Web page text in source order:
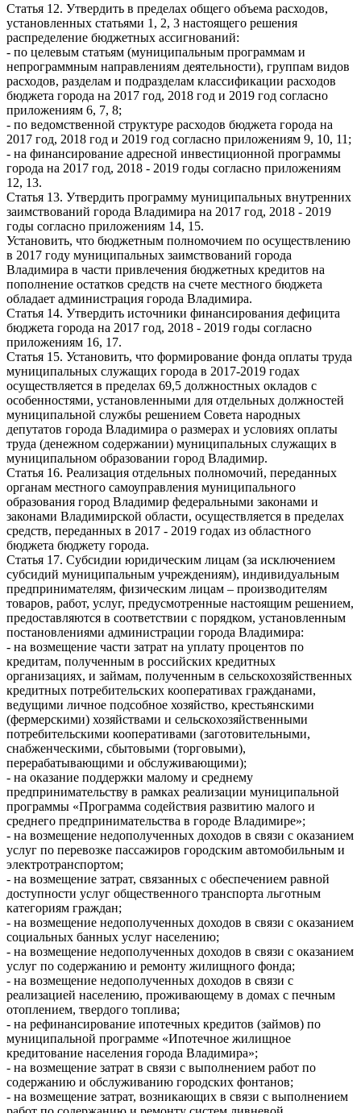
Статья 12. Утвердить в пределах общего объема расходов,
установленных статьями 1, 2, 3 настоящего решения
распределение бюджетных ассигнований:
- по целевым статьям (муниципальным программам и
непрограммным направлениям деятельности), группам видов
расходов, разделам и подразделам классификации расходов
бюджета города на 2017 год, 2018 год и 2019 год согласно
приложениям 6, 7, 8;
- по ведомственной структуре расходов бюджета города на
2017 год, 2018 год и 2019 год согласно приложениям 9, 10, 11;
- на финансирование адресной инвестиционной программы
города на 2017 год, 2018 - 2019 годы согласно приложениям
12, 13.
Статья 13. Утвердить программу муниципальных внутренних
заимствований города Владимира на 2017 год, 2018 - 2019
годы согласно приложениям 14, 15.
Установить, что бюджетным полномочием по осуществлению
в 2017 году муниципальных заимствований города
Владимира в части привлечения бюджетных кредитов на
пополнение остатков средств на счете местного бюджета
обладает администрация города Владимира.
Статья 14. Утвердить источники финансирования дефицита
бюджета города на 2017 год, 2018 - 2019 годы согласно
приложениям 16, 17.
Статья 15. Установить, что формирование фонда оплаты труда
муниципальных служащих города в 2017-2019 годах
осуществляется в пределах 69,5 должностных окладов с
особенностями, установленными для отдельных должностей
муниципальной службы решением Совета народных
депутатов города Владимира о размерах и условиях оплаты
труда (денежном содержании) муниципальных служащих в
муниципальном образовании город Владимир.
Статья 16. Реализация отдельных полномочий, переданных
органам местного самоуправления муниципального
образования город Владимир федеральными законами и
законами Владимирской области, осуществляется в пределах
средств, переданных в 2017 - 2019 годах из областного
бюджета бюджету города.
Статья 17. Субсидии юридическим лицам (за исключением
субсидий муниципальным учреждениям), индивидуальным
предпринимателям, физическим лицам – производителям
товаров, работ, услуг, предусмотренные настоящим решением,
предоставляются в соответствии с порядком, установленным
постановлениями администрации города Владимира:
- на возмещение части затрат на уплату процентов по
кредитам, полученным в российских кредитных
организациях, и займам, полученным в сельскохозяйственных
кредитных потребительских кооперативах гражданами,
ведущими личное подсобное хозяйство, крестьянскими
(фермерскими) хозяйствами и сельскохозяйственными
потребительскими кооперативами (заготовительными,
снабженческими, сбытовыми (торговыми),
перерабатывающими и обслуживающими);
- на оказание поддержки малому и среднему
предпринимательству в рамках реализации муниципальной
программы «Программа содействия развитию малого и
среднего предпринимательства в городе Владимире»;
- на возмещение недополученных доходов в связи с оказанием
услуг по перевозке пассажиров городским автомобильным и
электротранспортом;
- на возмещение затрат, связанных с обеспечением равной
доступности услуг общественного транспорта льготным
категориям граждан;
- на возмещение недополученных доходов в связи с оказанием
социальных банных услуг населению;
- на возмещение недополученных доходов в связи с оказанием
услуг по содержанию и ремонту жилищного фонда;
- на возмещение недополученных доходов в связи с
реализацией населению, проживающему в домах с печным
отоплением, твердого топлива;
- на рефинансирование ипотечных кредитов (займов) по
муниципальной программе «Ипотечное жилищное
кредитование населения города Владимира»;
- на возмещение затрат в связи с выполнением работ по
содержанию и обслуживанию городских фонтанов;
- на возмещение затрат, возникающих в связи с выполнением